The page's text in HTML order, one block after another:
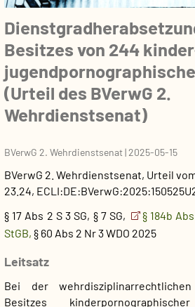
Besitzes von 244
(Urteil des BVerwG 2.
Wehrdienstsenat)
BVerwG 2. Wehrdienstsenat|2025-05-15
BVerwG 2. Wehrdienstsenat, Urteil
23.24,
§ 17 Abs 2 S 3 SG, § 7 SG,
§ 184b
StGB, § 60 Abs 2 Nr 3 WDO 2025
Leitsatz
Bei der
Besitzes